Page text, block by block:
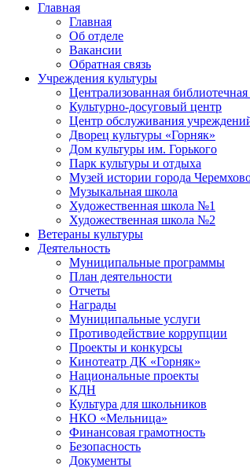
Главная
Главная
Об отделе
Вакансии
Обратная связь
Учреждения культуры
Централизованная библиотечная
Культурно-досуговый центр
Центр обслуживания
Дворец культуры «Горняк»
Дом культуры им. Горького
Парк культуры и отдыха
Музей истории города
Музыкальная школа
Художественная школа №1
Художественная школа №2
Ветераны культуры
Деятельность
Муниципальные программы
План деятельности
Отчеты
Награды
Муниципальные услуги
Противодействие коррупции
Проекты и конкурсы
Кинотеатр ДК «Горняк»
Национальные проекты
КДН
Культура для школьников
НКО «Мельница»
Финансовая грамотность
Безопасность
Документы